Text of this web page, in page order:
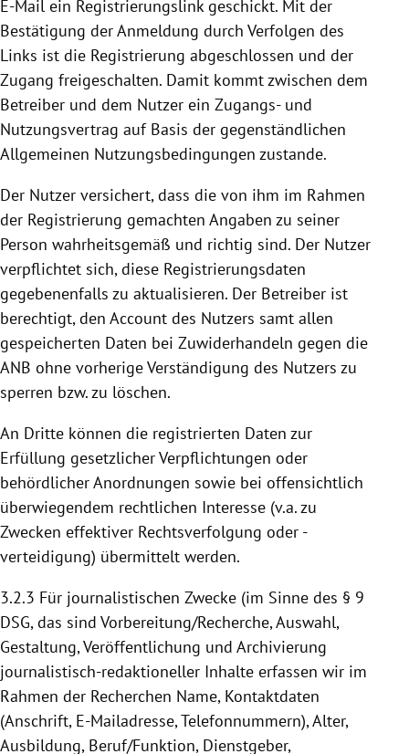
E-Mail ein Registrierungslink geschickt. Mit der
Bestätigung der Anmeldung durch Verfolgen des
Links ist die Registrierung abgeschlossen und der
Zugang freigeschalten. Damit kommt zwischen dem
Betreiber und dem Nutzer ein Zugangs- und
Nutzungsvertrag auf Basis der gegenständlichen
Allgemeinen Nutzungsbedingungen zustande.
Der Nutzer versichert, dass die von ihm im Rahmen
der Registrierung gemachten Angaben zu seiner
Person wahrheitsgemäß und richtig sind. Der Nutzer
verpflichtet sich, diese Registrierungsdaten
gegebenenfalls zu aktualisieren. Der Betreiber ist
berechtigt, den Account des Nutzers samt allen
gespeicherten Daten bei Zuwiderhandeln gegen die
ANB ohne vorherige Verständigung des Nutzers zu
sperren bzw. zu löschen.
An Dritte können die registrierten Daten zur
Erfüllung gesetzlicher Verpflichtungen oder
behördlicher Anordnungen sowie bei offensichtlich
überwiegendem rechtlichen Interesse (v.a. zu
Zwecken effektiver Rechtsverfolgung oder -
verteidigung) übermittelt werden.
3.2.3 Für journalistischen Zwecke (im Sinne des § 9
DSG, das sind Vorbereitung/Recherche, Auswahl,
Gestaltung, Veröffentlichung und Archivierung
journalistisch-redaktioneller Inhalte erfassen wir im
Rahmen der Recherchen Name, Kontaktdaten
(Anschrift, E-Mailadresse, Telefonnummern), Alter,
Ausbildung, Beruf/Funktion, Dienstgeber,